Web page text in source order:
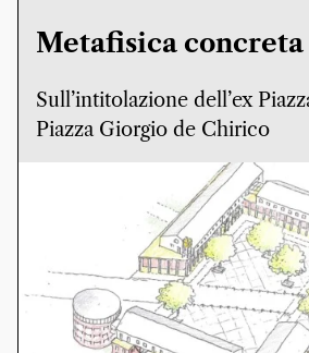
Metafisica concreta
Sull’intitolazione dell’ex
Piazza Giorgio de Chirico